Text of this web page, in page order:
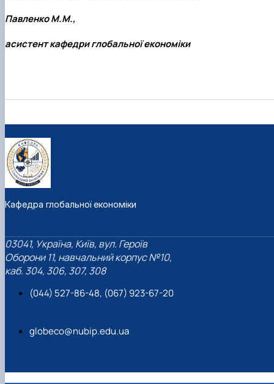
Павленко М.М.,
асистент кафедри глобальної економіки
Кафедра глобальної економіки
03041, Україна, Київ, вул. Героїв
Оборони 11, навчальний корпус №10,
каб. 304, 306, 307, 308
(044) 527-86-48, (067) 923-67-20
globeco@nubip.edu.ua